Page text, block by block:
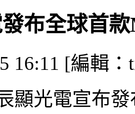
布全球首
16:11 [編輯：
顯光電宣布